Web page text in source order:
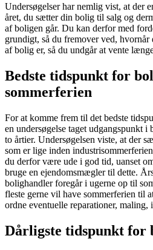
Undersøgelser har nemlig vist, at der
året, du sætter din bolig til salg og
af boligen går. Du kan derfor med
grundigt, så du fremover ved, hvornår
af bolig er, så du undgår at vente
Bedste tidspunkt for
sommerferien
For at komme frem til det bedste
en undersøgelse taget udgangspunkt i
to årtier. Undersøgelsen viste, at der
som er lige inden
du derfor være ude i god tid, uanset
bruge en ejendomsmægler til dette.
bolighandler foregår i ugerne op til
fleste gerne vil have sommerferien til
ordne eventuelle reparationer,
Dårligste tidspunkt for